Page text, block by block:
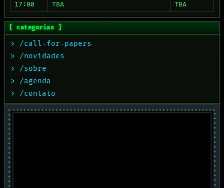
[ categorias ]
> /call-for-papers
> /novidades
> /sobre
> /agenda
> /contato
17:00
TBA TBA